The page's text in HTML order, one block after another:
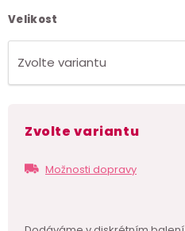
Velikost
Zvolte variantu
Možnosti dopravy